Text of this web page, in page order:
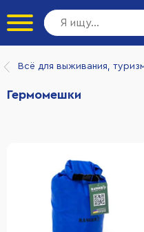
Всё для выживания,
Гермомешки